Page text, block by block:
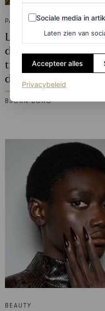
PARTNERSHIP
Let’s talk
duidde de tennis
trends van de
dit rooftop event
BJÖRN BORG
BEAUTY
Sociale media in
Sociale media in
Laten zien van
Accepteer alles
Privacybeleid